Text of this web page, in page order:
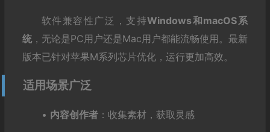
软件兼容性广泛，支持Windows和macOS系
统，无论是PC用户还是Mac用户都能流畅使用。最新
版本已针对苹果M系列芯片优化，运行更加高效。
适用场景广泛
• 内容创作者：收集素材，获取灵感